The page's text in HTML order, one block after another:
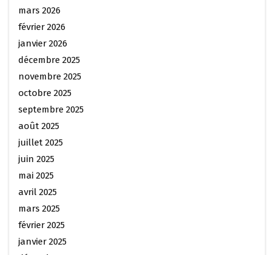
mars 2026
février 2026
janvier 2026
décembre 2025
novembre 2025
octobre 2025
septembre 2025
août 2025
juillet 2025
juin 2025
mai 2025
avril 2025
mars 2025
février 2025
janvier 2025